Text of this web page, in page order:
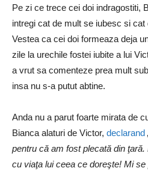
Pe zi ce trece cei doi indragostiti,
intregi cat de mult se iubesc si
Vestea ca cei doi formeaza deja
zile la urechile fostei iubite a lui
a vrut sa comenteze prea mult
insa nu s-a putut abtine.
Anda nu a parut foarte mirata de
Bianca alaturi de Victor, declarand
pentru că am fost plecată din
cu viaţa lui ceea ce doreşte! Mi